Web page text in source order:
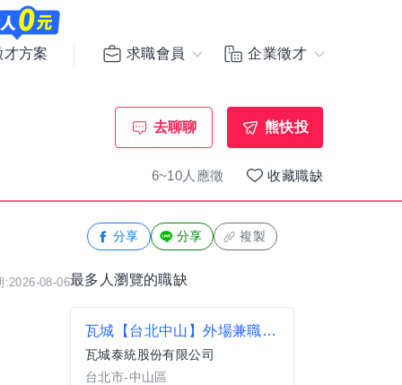
才方案 求職會員 企業徵才
去聊聊 熊快投
6~10人應徵 收藏職缺
:2026-08-06
分享 分享 複製
最多人瀏覽的職缺
瓦城【台北中山】外場兼職服務接待員
瓦城泰統股份有限公司
台北市-中山區